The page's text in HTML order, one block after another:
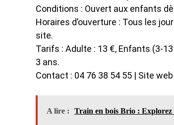
Conditions : Ouvert aux enfants
Horaires d’ouverture : Tous les
site.
Tarifs : Adulte : 13 €, Enfants (3-
3 ans.
Contact : 04 76 38 54 55 | Site
A lire : Train en bois Brio : Explorez